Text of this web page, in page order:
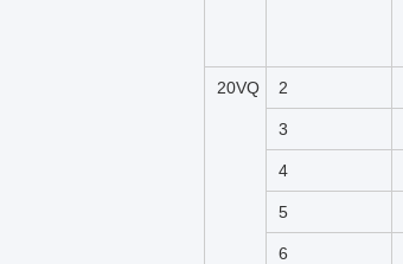
20VQ 2
3
4
5
6